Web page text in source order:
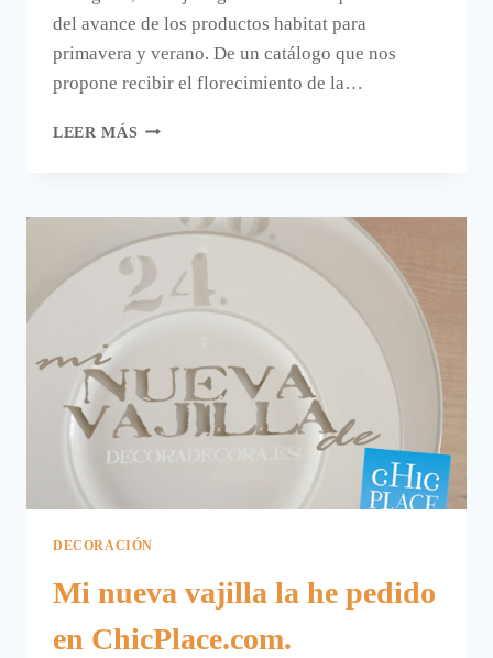
del avance de los productos habitat para
primavera y verano. De un catálogo que nos
propone recibir el florecimiento de la…
LEER MÁS DE
DE
HABITAT,
ME
GUSTA
LA
DECORACIÓN
Mi nueva vajilla la he pedido
en ChicPlace.com.